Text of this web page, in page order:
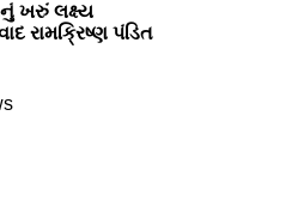
ખરું લક્ષ્ય
રામક્રિષ્ણ પંડિત